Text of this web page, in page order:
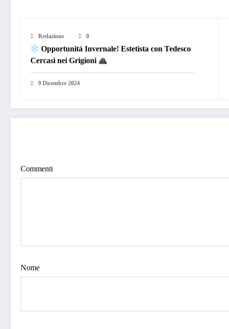
Redazione 0
Opportunità Invernale! Estetista con Tedesco
Cercasi nei Grigioni
9 Dicembre 2024
Commenti
Nome